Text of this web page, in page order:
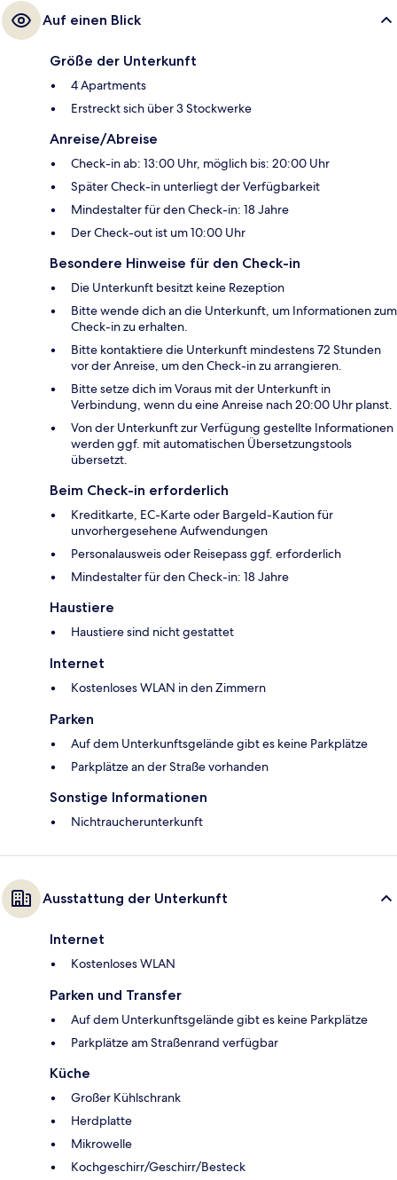
Auf einen Blick
Größe der Unterkunft
4 Apartments
Erstreckt sich über 3 Stockwerke
Anreise/Abreise
Check-in ab: 13:00 Uhr, möglich bis: 20:00 Uhr
Später Check-in unterliegt der Verfügbarkeit
Mindestalter für den Check-in: 18 Jahre
Der Check-out ist um 10:00 Uhr
Besondere Hinweise für den Check-in
Die Unterkunft besitzt keine Rezeption
Bitte wende dich an die Unterkunft, um Informationen zum
Check-in zu erhalten.
Bitte kontaktiere die Unterkunft mindestens 72 Stunden
vor der Anreise, um den Check-in zu arrangieren.
Bitte setze dich im Voraus mit der Unterkunft in
Verbindung, wenn du eine Anreise nach 20:00 Uhr planst.
Von der Unterkunft zur Verfügung gestellte Informationen
werden ggf. mit automatischen Übersetzungstools
übersetzt.
Beim Check-in erforderlich
Kreditkarte, EC-Karte oder Bargeld-Kaution für
unvorhergesehene Aufwendungen
Personalausweis oder Reisepass ggf. erforderlich
Mindestalter für den Check-in: 18 Jahre
Haustiere
Haustiere sind nicht gestattet
Internet
Kostenloses WLAN in den Zimmern
Parken
Auf dem Unterkunftsgelände gibt es keine Parkplätze
Parkplätze an der Straße vorhanden
Sonstige Informationen
Nichtraucherunterkunft
Ausstattung der Unterkunft
Internet
Kostenloses WLAN
Parken und Transfer
Auf dem Unterkunftsgelände gibt es keine Parkplätze
Parkplätze am Straßenrand verfügbar
Küche
Großer Kühlschrank
Herdplatte
Mikrowelle
Kochgeschirr/Geschirr/Besteck